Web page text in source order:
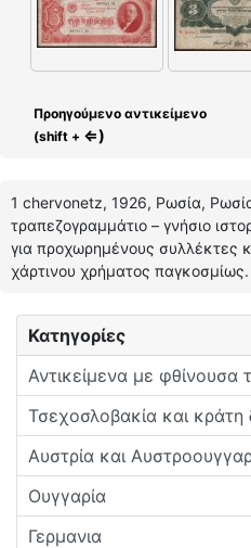
Κατηγορίες
Αντικείμενα με φθίνουσα
Τσεχοσλοβακία και κράτη
Αυστρία και
Ουγγαρία
Γερμανια
Προηγούμενο αντικείμενο
(shift + ⇐)
1 chervonetz, 1926, Ρωσία,
τραπεζογραμμάτιο – γνήσιο
για προχωρημένους συλλέκτες
χάρτινου χρήματος παγκοσμίως.